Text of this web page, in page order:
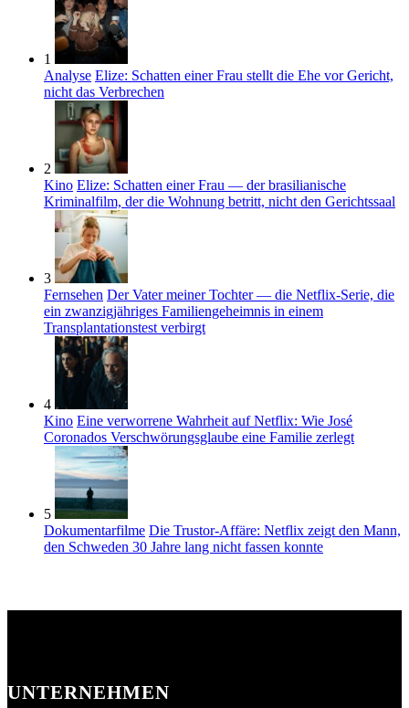
1
Analyse Elize: Schatten einer Frau stellt die Ehe vor Gericht,
nicht das Verbrechen
2
Kino Elize: Schatten einer Frau — der brasilianische
Kriminalfilm, der die Wohnung betritt, nicht den Gerichtssaal
3
Fernsehen Der Vater meiner Tochter — die Netflix-Serie, die
ein zwanzigjähriges Familiengeheimnis in einem
Transplantationstest verbirgt
4
Kino Eine verworrene Wahrheit auf Netflix: Wie José
Coronados Verschwörungsglaube eine Familie zerlegt
5
Dokumentarfilme Die Trustor-Affäre: Netflix zeigt den Mann,
den Schweden 30 Jahre lang nicht fassen konnte
UNTERNEHMEN